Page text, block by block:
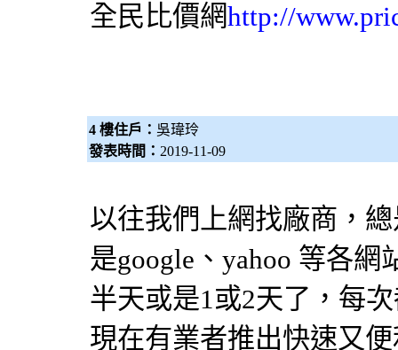
全民比價網http://
4 樓住戶： 吳瑋玲
發表時間： 2019-11-09
以往我們上網找廠商，
是google、yahoo 等各
半天或是1或2天了，每
現在有業者推出快速又